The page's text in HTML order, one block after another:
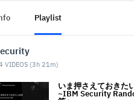
Playlist
VIDEOS (3h 21m)
いま押さえておきた
~IBM Security